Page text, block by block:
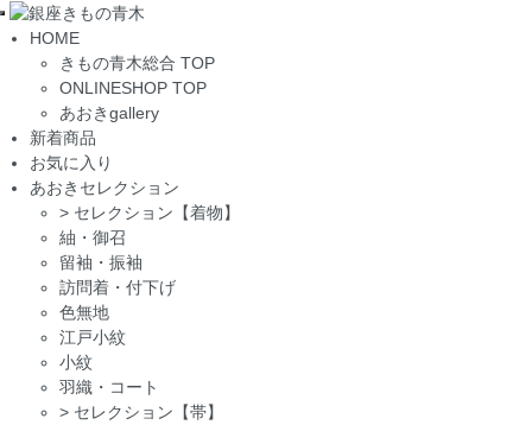
Toggle
navigation
HOME
きもの青木総合 TOP
ONLINESHOP TOP
あおきgallery
新着商品
お気に入り
あおきセレクション
> セレクション【着物】
紬・御召
留袖・振袖
訪問着・付下げ
色無地
江戸小紋
小紋
羽織・コート
> セレクション【帯】